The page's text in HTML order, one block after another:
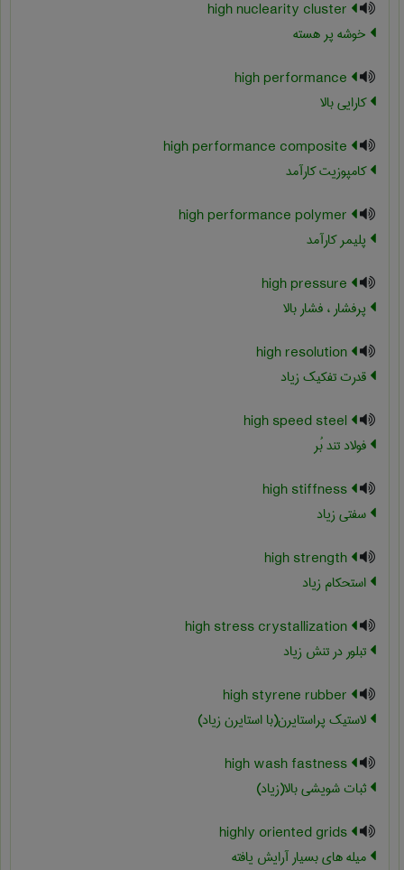
خوشه پر هسته
کارایی بالا
کامپوزیت کارآمد
پلیمر کارآمد
پرفشار ، فشار بالا
قدرت تفکیک زیاد
فولاد تند بُر
سفتی زیاد
استحکام زیاد
تبلور در تنش زیاد
لاستیک پراستایرن(با استایرن زیاد)
ثبات شویشی بالا(زیاد)
میله های بسیار آرایش یافته